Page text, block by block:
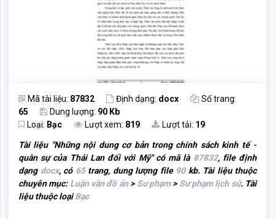
Mã tài liệu: 87832 Định dạng: docx
Số trang:
65
Dung lượng: 90 Kb
Loại: Bạc Lượt xem: 819 Lượt tải: 19
Tài liệu "Những nội dung cơ bản trong chính sách kinh tế -
quân sự của Thái Lan đối với Mỹ" có mã là 87832, file định
dạng docx, có 65trang, dung lượng file 90kb. Tài liệu thuộc
chuyên mục: Luận văn đồ án> Sư phạm> Sư phạm lịch sử. Tài
liệu thuộc loạiBạc